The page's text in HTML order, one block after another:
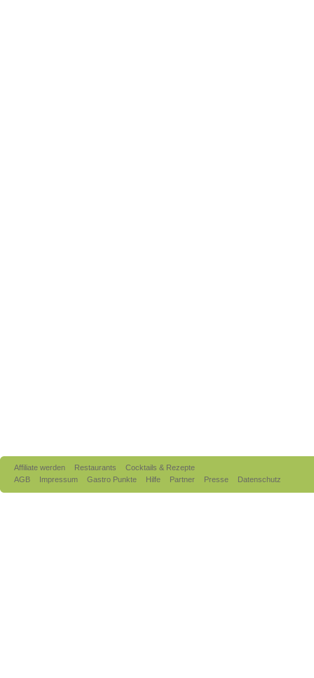
Affiliate werden Restaurants
Cocktails & Rezepte
AGB
Impressum Gastro Punkte Hilfe Partner Presse Datenschutz